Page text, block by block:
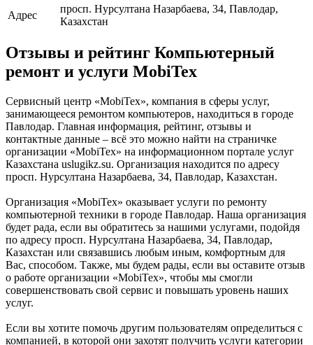
Адрес
просп. Нурсултана Назарбаева, 34, Павлодар,
Казахстан
Отзывы и рейтинг Компьютерный
ремонт и услуги MobiTex
Сервисный центр «MobiTex», компания в сферы услуг,
занимающееся ремонтом компьютеров, находиться в городе
Павлодар. Главная информация, рейтинг, отзывы и
контактные данные – всё это можно найти на страничке
организации «MobiTex» на информационном портале услуг
Казахстана uslugikz.su. Организация находится по адресу
просп. Нурсултана Назарбаева, 34, Павлодар, Казахстан.
Организация «MobiTex» оказывает услуги по ремонту
компьютерной техники в городе Павлодар. Наша организация
будет рада, если вы обратитесь за нашими услугами, подойдя
по адресу просп. Нурсултана Назарбаева, 34, Павлодар,
Казахстан или связавшись любым иным, комфортным для
Вас, способом. Также, мы будем рады, если вы оставите отзыв
о работе организации «MobiTex», чтобы мы смогли
совершенствовать свой сервис и повышать уровень наших
услуг.
Если вы хотите помочь другим пользователям определиться с
компанией, в которой они захотят получить услуги категории